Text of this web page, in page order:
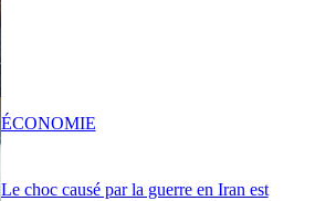
Le choc causé par la guerre en Iran est
ÉCONOMIE